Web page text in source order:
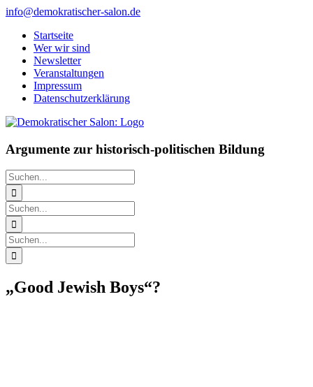
Zum
springen
info@demokratischer-salon.de
Startseite
Wer wir sind
Newsletter
Veranstaltungen
Impressum
Datenschutzerklärung
Argumente zur historisch-politischen Bildung
Suche
nach:
Suche
nach:
Suche
nach:
„Good Jewish Boys“?